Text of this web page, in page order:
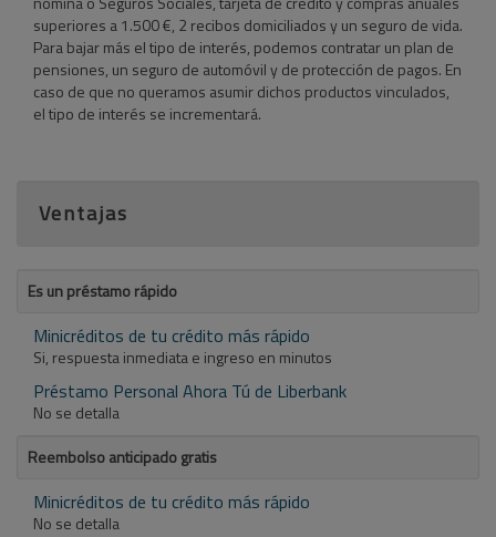
superiores a 1.500 €, 2 recibos domiciliados y un seguro de vida.
Para bajar más el tipo de interés, podemos contratar un plan de
pensiones, un seguro de automóvil y de protección de pagos. En
caso de que no queramos asumir dichos productos vinculados,
el tipo de interés se incrementará.
Ventajas
Es un préstamo rápido
Minicréditos de tu crédito más rápido
Si, respuesta inmediata e ingreso en minutos
Préstamo Personal Ahora Tú de Liberbank
No se detalla
Reembolso anticipado gratis
Minicréditos de tu crédito más rápido
No se detalla